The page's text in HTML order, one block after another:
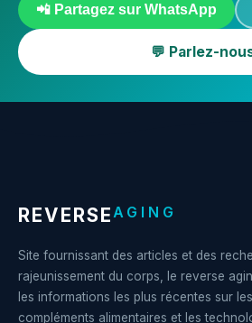
📲 Partagez sur WhatsApp
💬 Parlez-
REVERSE AGING
Site fournissant des articles et des
rajeunissement du corps, le reverse
les informations les plus récentes sur
compléments alimentaires et les